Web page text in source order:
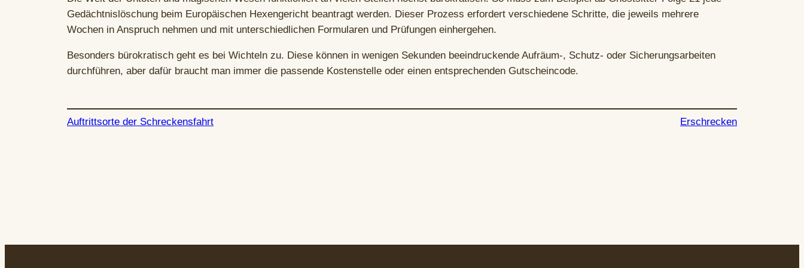
Gedächtnislöschung beim Europäischen Hexengericht beantragt werden. Dieser Prozess erfordert verschiedene Schritte, die jeweils mehrere
Wochen in Anspruch nehmen und mit unterschiedlichen Formularen und Prüfungen einhergehen.
Besonders bürokratisch geht es bei Wichteln zu. Diese können in wenigen Sekunden beeindruckende Aufräum-, Schutz- oder Sicherungsarbeiten
durchführen, aber dafür braucht man immer die passende Kostenstelle oder einen entsprechenden Gutscheincode.
Auftrittsorte der Schreckensfahrt Erschrecken